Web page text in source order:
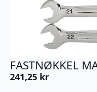
FASTNØKKEL
241,25 kr